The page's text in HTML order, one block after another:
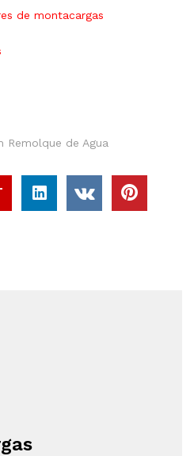
de montacargas
Remolque de Agua